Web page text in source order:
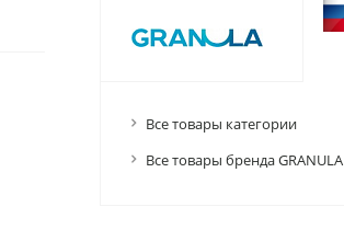
Все товары категории
Все товары бренда GRANULA